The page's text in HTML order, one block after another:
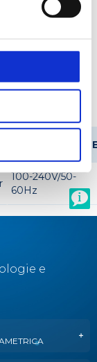
100-240V/50-
60Hz
e